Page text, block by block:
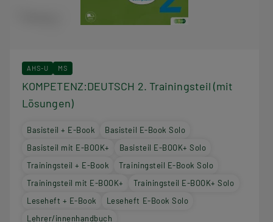
AHS-U MS
KOMPETENZ:DEUTSCH 2. Trainingsteil (mit
Lösungen)
Basisteil + E-Book
Basisteil E-Book Solo
Basisteil mit E-BOOK+
Basisteil E-BOOK+ Solo
Trainingsteil + E-Book
Trainingsteil E-Book Solo
Trainingsteil mit E-BOOK+
Trainingsteil E-BOOK+ Solo
Leseheft + E-Book
Leseheft E-Book Solo
Lehrer/innenhandbuch